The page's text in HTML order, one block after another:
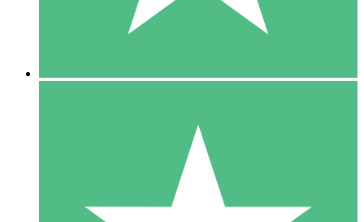
10 Téléchargements
20 00